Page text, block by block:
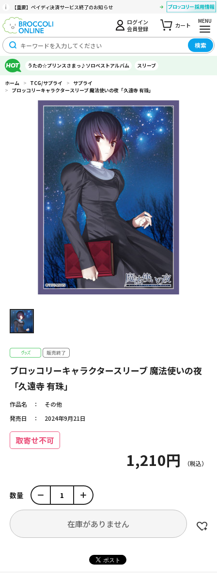
【重要】ペイディ決済サービス終了のお知らせ
ログイン
会員登録
カート
MENU
検索
うたの☆プリンスさまっ♪ソロベストアルバム スリーブ
ホーム > TCG/サプライ > サプライ
> ブロッコリーキャラクタースリーブ 魔法使いの夜「久遠寺 有珠」
ブロッコリーキャラクタースリーブ 魔法使いの夜
「久遠寺 有珠」
作品名
その他
発売日
2024年9月21日
取寄せ不可
1,210円
数量
在庫がありません